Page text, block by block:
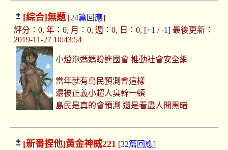
[綜合]無題[24篇回應]
評分：0, 年：0, 月：0, 週：0, 日：0, [+1 /-1] 最後更新：
2019-11-27 10:43:54
小燈泡媽媽盼進國會 推動社會安全網
當年就有島民預測會這樣
還被正義小超人臭幹一頓
島民是真的會預測 還是看盡人間黑暗
[新番捏他]黃金神威221 [32篇回應]